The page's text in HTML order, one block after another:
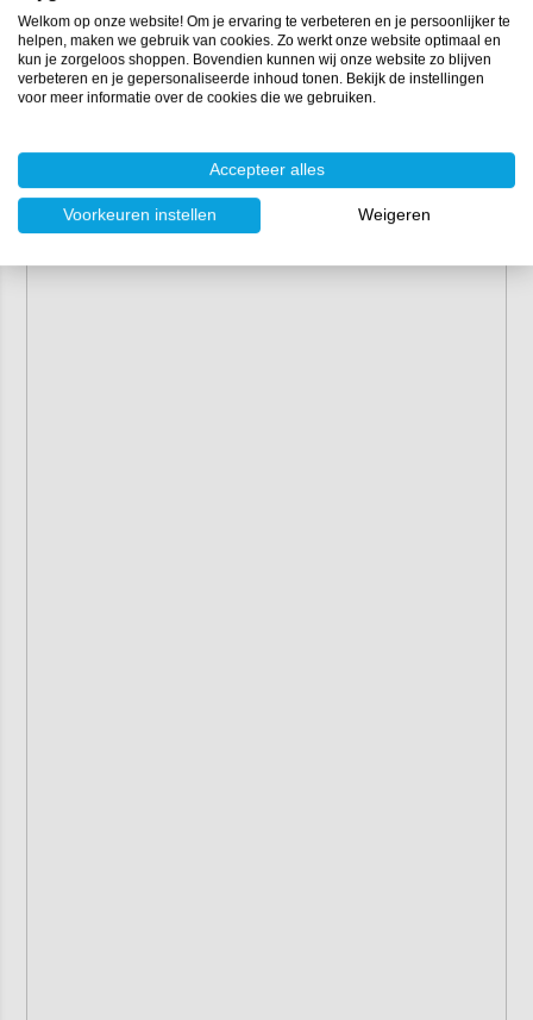
Viscositeit:
>1 mPa.s (20°C)
VOS-gehalte:860 g/L, 100%
Houdbaarheid:tot 12 maanden na productie
Welkom op onze website! Om je ervaring te verbeteren en je persoonlijker te
helpen, maken we gebruik van cookies. Zo werkt onze website optimaal en
kun je zorgeloos shoppen. Bovendien kunnen wij onze website zo blijven
verbeteren en je gepersonaliseerde inhoud tonen. Bekijk de instellingen
voor meer informatie over de cookies die we gebruiken.
Accepteer alles
Voorkeuren instellen Weigeren